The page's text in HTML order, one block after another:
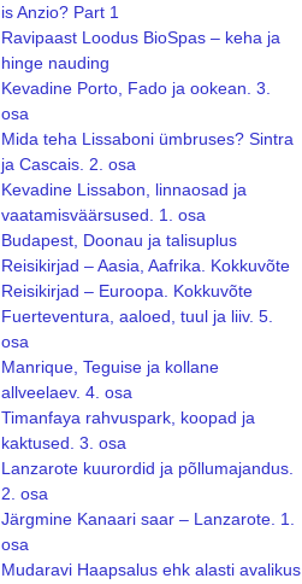
is Anzio? Part 1
Ravipaast Loodus BioSpas – keha ja
hinge nauding
Kevadine Porto, Fado ja ookean. 3.
osa
Mida teha Lissaboni ümbruses? Sintra
ja Cascais. 2. osa
Kevadine Lissabon, linnaosad ja
vaatamisväärsused. 1. osa
Budapest, Doonau ja talisuplus
Reisikirjad – Aasia, Aafrika. Kokkuvõte
Reisikirjad – Euroopa. Kokkuvõte
Fuerteventura, aaloed, tuul ja liiv. 5.
osa
Manrique, Teguise ja kollane
allveelaev. 4. osa
Timanfaya rahvuspark, koopad ja
kaktused. 3. osa
Lanzarote kuurordid ja põllumajandus.
2. osa
Järgmine Kanaari saar – Lanzarote. 1.
osa
Mudaravi Haapsalus ehk alasti avalikus